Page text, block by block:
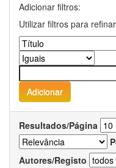
Adicionar filtros:
Utilizar filtros para
Resultados/Página
Autores/Registo